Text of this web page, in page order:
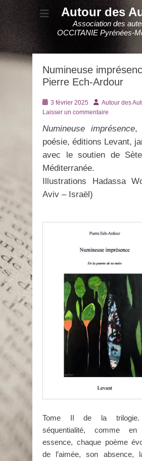
Autour des
Association des
OCCITANIE Pyrénées-
Numineuse
Pierre Ech-Ardour
Posté
le
3 février 2025 AuteurAutour des
Laisser un commentaire
Numineuse imprésence,
poésie, éditions Levant,
avec le soutien de
Méditerranée.
Illustrations Hadassa
Aviv – Israël)
Tome II de la
séquentialité, comme
essence, chaque poème
de l’aimée, son absence,